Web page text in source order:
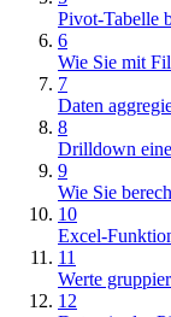
Pivot-Tabelle
6
Wie Sie mit
7
Daten
8
Drilldown
9
Wie Sie
10
Excel-
11
Werte
12